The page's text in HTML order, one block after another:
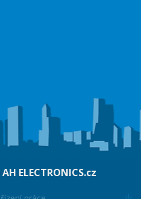
AH ELECTRONICS.cz